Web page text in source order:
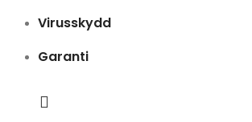
Virusskydd
Garanti